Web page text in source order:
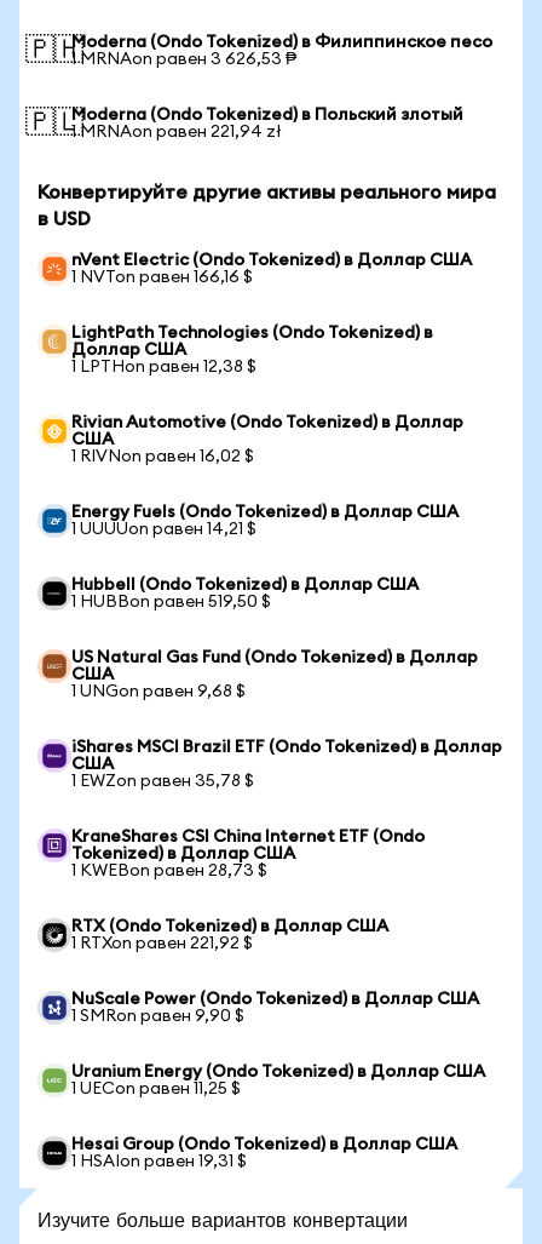
🇵🇭Moderna (Ondo Tokenized) в Филиппинское песо
1 MRNAon равен 3 626,53 ₱
🇵🇱Moderna (Ondo Tokenized) в Польский злотый
1 MRNAon равен 221,94 zł
Конвертируйте другие активы реального мира
в USD
nVent Electric (Ondo Tokenized) в Доллар США
1 NVTon равен 166,16 $
LightPath Technologies (Ondo Tokenized) в
Доллар США
1 LPTHon равен 12,38 $
Rivian Automotive (Ondo Tokenized) в Доллар
США
1 RIVNon равен 16,02 $
Energy Fuels (Ondo Tokenized) в Доллар США
1 UUUUon равен 14,21 $
Hubbell (Ondo Tokenized) в Доллар США
1 HUBBon равен 519,50 $
US Natural Gas Fund (Ondo Tokenized) в Доллар
США
1 UNGon равен 9,68 $
iShares MSCI Brazil ETF (Ondo Tokenized) в Доллар
США
1 EWZon равен 35,78 $
KraneShares CSI China Internet ETF (Ondo
Tokenized) в Доллар США
1 KWEBon равен 28,73 $
RTX (Ondo Tokenized) в Доллар США
1 RTXon равен 221,92 $
NuScale Power (Ondo Tokenized) в Доллар США
1 SMRon равен 9,90 $
Uranium Energy (Ondo Tokenized) в Доллар США
1 UECon равен 11,25 $
Hesai Group (Ondo Tokenized) в Доллар США
1 HSAIon равен 19,31 $
Изучите больше вариантов конвертации